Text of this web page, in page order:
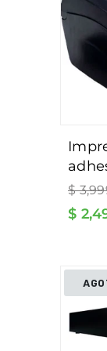
impresora de etiquetas
$
$
Precio